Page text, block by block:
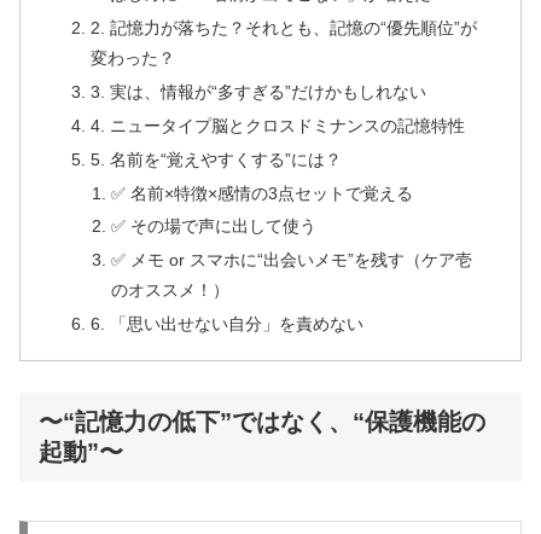
2. 記憶力が落ちた？それとも、記憶の“優先順位”が
変わった？
3. 実は、情報が“多すぎる”だけかもしれない
4. ニュータイプ脳とクロスドミナンスの記憶特性
5. 名前を“覚えやすくする”には？
✅ 名前×特徴×感情の3点セットで覚える
✅ その場で声に出して使う
✅ メモ or スマホに“出会いメモ”を残す（ケア壱
のオススメ！）
6. 「思い出せない自分」を責めない
〜“記憶力の低下”ではなく、“保護機能の
起動”〜